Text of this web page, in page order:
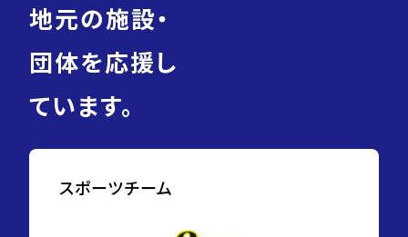
地元の施設・
団体を応援し
ています。
スポーツチーム